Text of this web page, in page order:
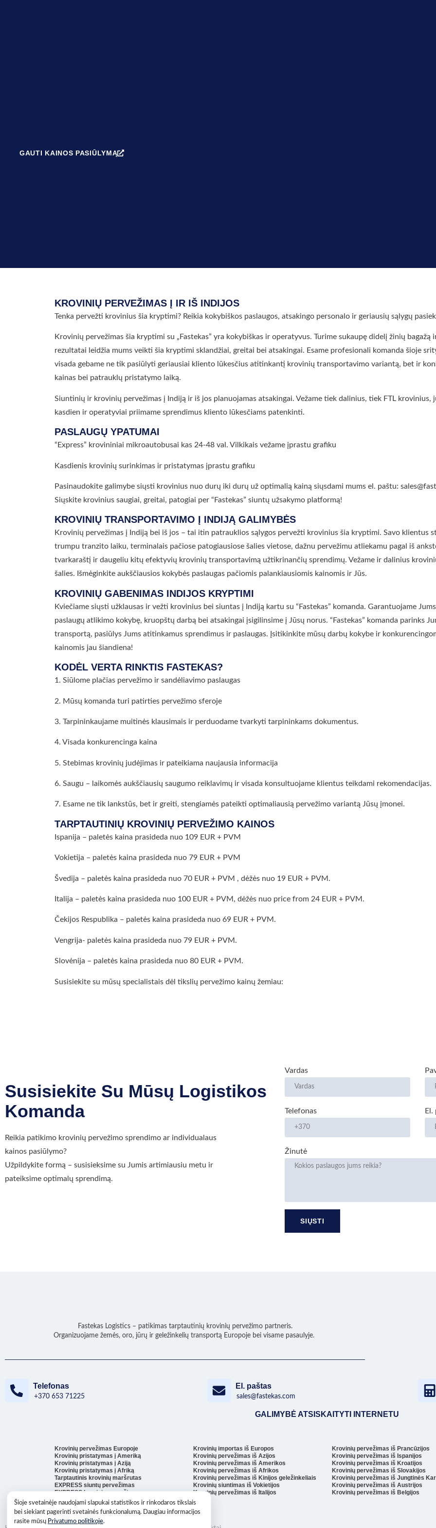
Šioje svetainėje naudojami slapukai statistikos ir rinkodaros tikslais
bei siekiant pagerinti svetainės funkcionalumą. Daugiau informacijos
rasite mūsų Privatumo politikoje.
GAUTI KAINOS PASIŪLYMĄ
KROVINIŲ PERVEŽIMAS Į IR IŠ INDIJOS
Tenka pervežti krovinius šia kryptimi? Reikia kokybiškos paslaugos, atsakingo personalo ir geriausių sąlygų
Krovinių pervežimas šia kryptimi su „Fastekas” yra kokybiškas ir operatyvus. Turime sukaupę didelį žinių bagažą
rezultatai leidžia mums veikti šia kryptimi sklandžiai, greitai bei atsakingai. Esame profesionali komanda šioje
visada gebame ne tik pasiūlyti geriausiai kliento lūkesčius atitinkantį krovinių transportavimo variantą, bet ir
kainas bei patrauklų pristatymo laiką.
Siuntinių ir krovinių pervežimas į Indiją ir iš jos planuojamas atsakingai. Vežame tiek dalinius, tiek FTL krovinius,
kasdien ir operatyviai priimame sprendimus kliento lūkesčiams patenkinti.
PASLAUGŲ YPATUMAI
“Express” krovininiai mikroautobusai kas 24-48 val. Vilkikais vežame įprastu grafiku
Kasdienis krovinių surinkimas ir pristatymas įprastu grafiku
Pasinaudokite galimybe siųsti krovinius nuo durų iki durų už optimalią kainą siųsdami mums el. paštu:
Siųskite krovinius saugiai, greitai, patogiai per “Fastekas” siuntų užsakymo platformą!
KROVINIŲ TRANSPORTAVIMO Į INDIJĄ GALIMYBĖS
Krovinių pervežimas į Indiją bei iš jos – tai itin patrauklios sąlygos pervežti krovinius šia kryptimi. Savo klientus
trumpu tranzito laiku, terminalais pačiose patogiausiose šalies vietose, dažnu pervežimu atliekamu pagal iš
tvarkaraštį ir daugeliu kitų efektyvių krovinių transportavimą užtikrinančių sprendimų. Vežame ir dalinius
šalies. Išmėginkite aukščiausios kokybės paslaugas pačiomis palankiausiomis kainomis ir Jūs.
KROVINIŲ GABENIMAS INDIJOS KRYPTIMI
Kviečiame siųsti užklausas ir vežti krovinius bei siuntas į Indiją kartu su “Fastekas” komanda. Garantuojame
paslaugų atlikimo kokybę, kruopštų darbą bei atsakingai įsigilinsime į Jūsų norus. “Fastekas” komanda parinks
transportą, pasiūlys Jums atitinkamus sprendimus ir paslaugas. Įsitikinkite mūsų darbų kokybe ir
kainomis jau šiandiena!
KODĖL VERTA RINKTIS FASTEKAS?
1. Siūlome plačias pervežimo ir sandėliavimo paslaugas
2. Mūsų komanda turi patirties pervežimo sferoje
3. Tarpininkaujame muitinės klausimais ir perduodame tvarkyti tarpininkams dokumentus.
4. Visada konkurencinga kaina
5. Stebimas krovinių judėjimas ir pateikiama naujausia informacija
6. Saugu – laikomės aukščiausių saugumo reiklavimų ir visada konsultuojame klientus teikdami rekomendacijas.
7. Esame ne tik lankstūs, bet ir greiti, stengiamės pateikti optimaliausią pervežimo variantą Jūsų įmonei.
TARPTAUTINIŲ KROVINIŲ PERVEŽIMO KAINOS
Ispanija – paletės kaina prasideda nuo 109 EUR + PVM
Vokietija – paletės kaina prasideda nuo 79 EUR + PVM
Švedija – paletės kaina prasideda nuo 70 EUR + PVM , dėžės nuo 19 EUR + PVM.
Italija – paletės kaina prasideda nuo 100 EUR + PVM, dėžės nuo price from 24 EUR + PVM.
Čekijos Respublika – paletės kaina prasideda nuo 69 EUR + PVM.
Vengrija- paletės kaina prasideda nuo 79 EUR + PVM.
Slovėnija – paletės kaina prasideda nuo 80 EUR + PVM.
Susisiekite su mūsų specialistais dėl tikslių pervežimo kainų žemiau:
Susisiekite Su Mūsų Logistikos
Komanda
Reikia patikimo krovinių pervežimo sprendimo ar individualaus
kainos pasiūlymo?
Užpildykite formą – susisieksime su Jumis artimiausiu metu ir
pateiksime optimalų sprendimą.
Vardas
Telefonas El.
Žinutė
SIŲSTI
Fastekas Logistics – patikimas tarptautinių krovinių pervežimo partneris.
Organizuojame žemės, oro, jūrų ir geležinkelių transportą Europoje bei visame pasaulyje.
Telefonas
+370 653 71225
El. paštas
sales@fastekas.com
GALIMYBĖ ATSISKAITYTI INTERNETU
Krovinių pervežimas Europoje
Krovinių pristatymas į Ameriką
Krovinių pristatymas į Aziją
Krovinių pristatymas į Afriką
Tarptautinis krovinių maršrutas
EXPRESS siuntų pervežimas
EXPRESS krovinių pervežimas
Krovinių importas iš Europos
Krovinių pervežimas iš Azijos
Krovinių pervežimas iš Amerikos
Krovinių pervežimas iš Afrikos
Krovinių pervežimas iš Kinijos geležinkeliais
Krovinių siuntimas iš Vokietijos
Krovinių pervežimas iš Italijos
Krovinių pervežimas iš Prancūzijos
Krovinių pervežimas iš Ispanijos
Krovinių pervežimas iš Kroatijos
Krovinių pervežimas iš Slovakijos
Krovinių pervežimas iš Jungtinės
Krovinių pervežimas iš Austrijos
Krovinių pervežimas iš Belgijos